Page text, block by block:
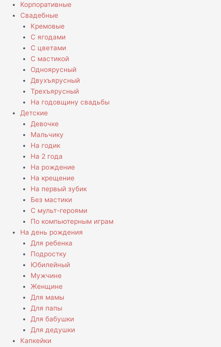
Корпоративные
Свадебные
Кремовые
С ягодами
С цветами
С мастикой
Одноярусный
Двухъярусный
Трехъярусный
На годовщину свадьбы
Детские
Девочке
Мальчику
На годик
На 2 года
На рождение
На крещение
На первый зубик
Без мастики
С мульт-героями
По компьютерным играм
На день рождения
Для ребенка
Подростку
Юбилейный
Мужчине
Женщине
Для мамы
Для папы
Для бабушки
Для дедушки
Капкейки